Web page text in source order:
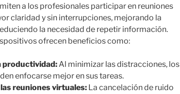
a los profesionales participar en reuniones
claridad y sin interrupciones, mejorando la
la necesidad de repetir información.
ofrecen beneficios como:
productividad:Al minimizar las distracciones, los
enfocarse mejor en sus tareas.
reuniones virtuales: La cancelación de ruido